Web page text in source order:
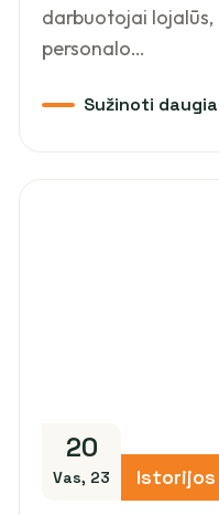
darbuotojai lojalūs,
personalo…
20
Vas, 23 Istorijos